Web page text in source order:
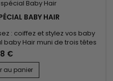
BABY HAIR
: coiffez et stylez vos baby
baby Hair muni de trois têtes
les petits cheveux rebelles
et avec facilité.
€
au panier